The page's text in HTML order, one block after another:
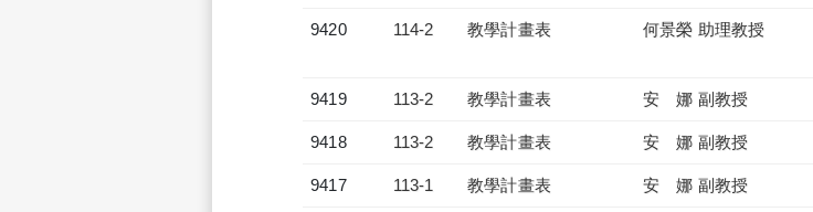
9420 114-2 教學計畫表 何景榮 助理教授
9419 113-2 教學計畫表 安 娜 副教授
9418 113-2 教學計畫表 安 娜 副教授
9417 113-1 教學計畫表 安 娜 副教授